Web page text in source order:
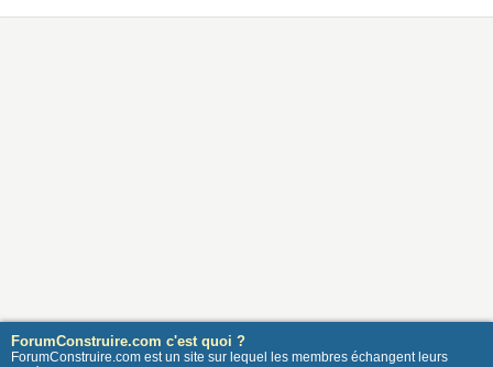
ForumConstruire.com c'est quoi ?
ForumConstruire.com est un site sur lequel les membres échangent leurs